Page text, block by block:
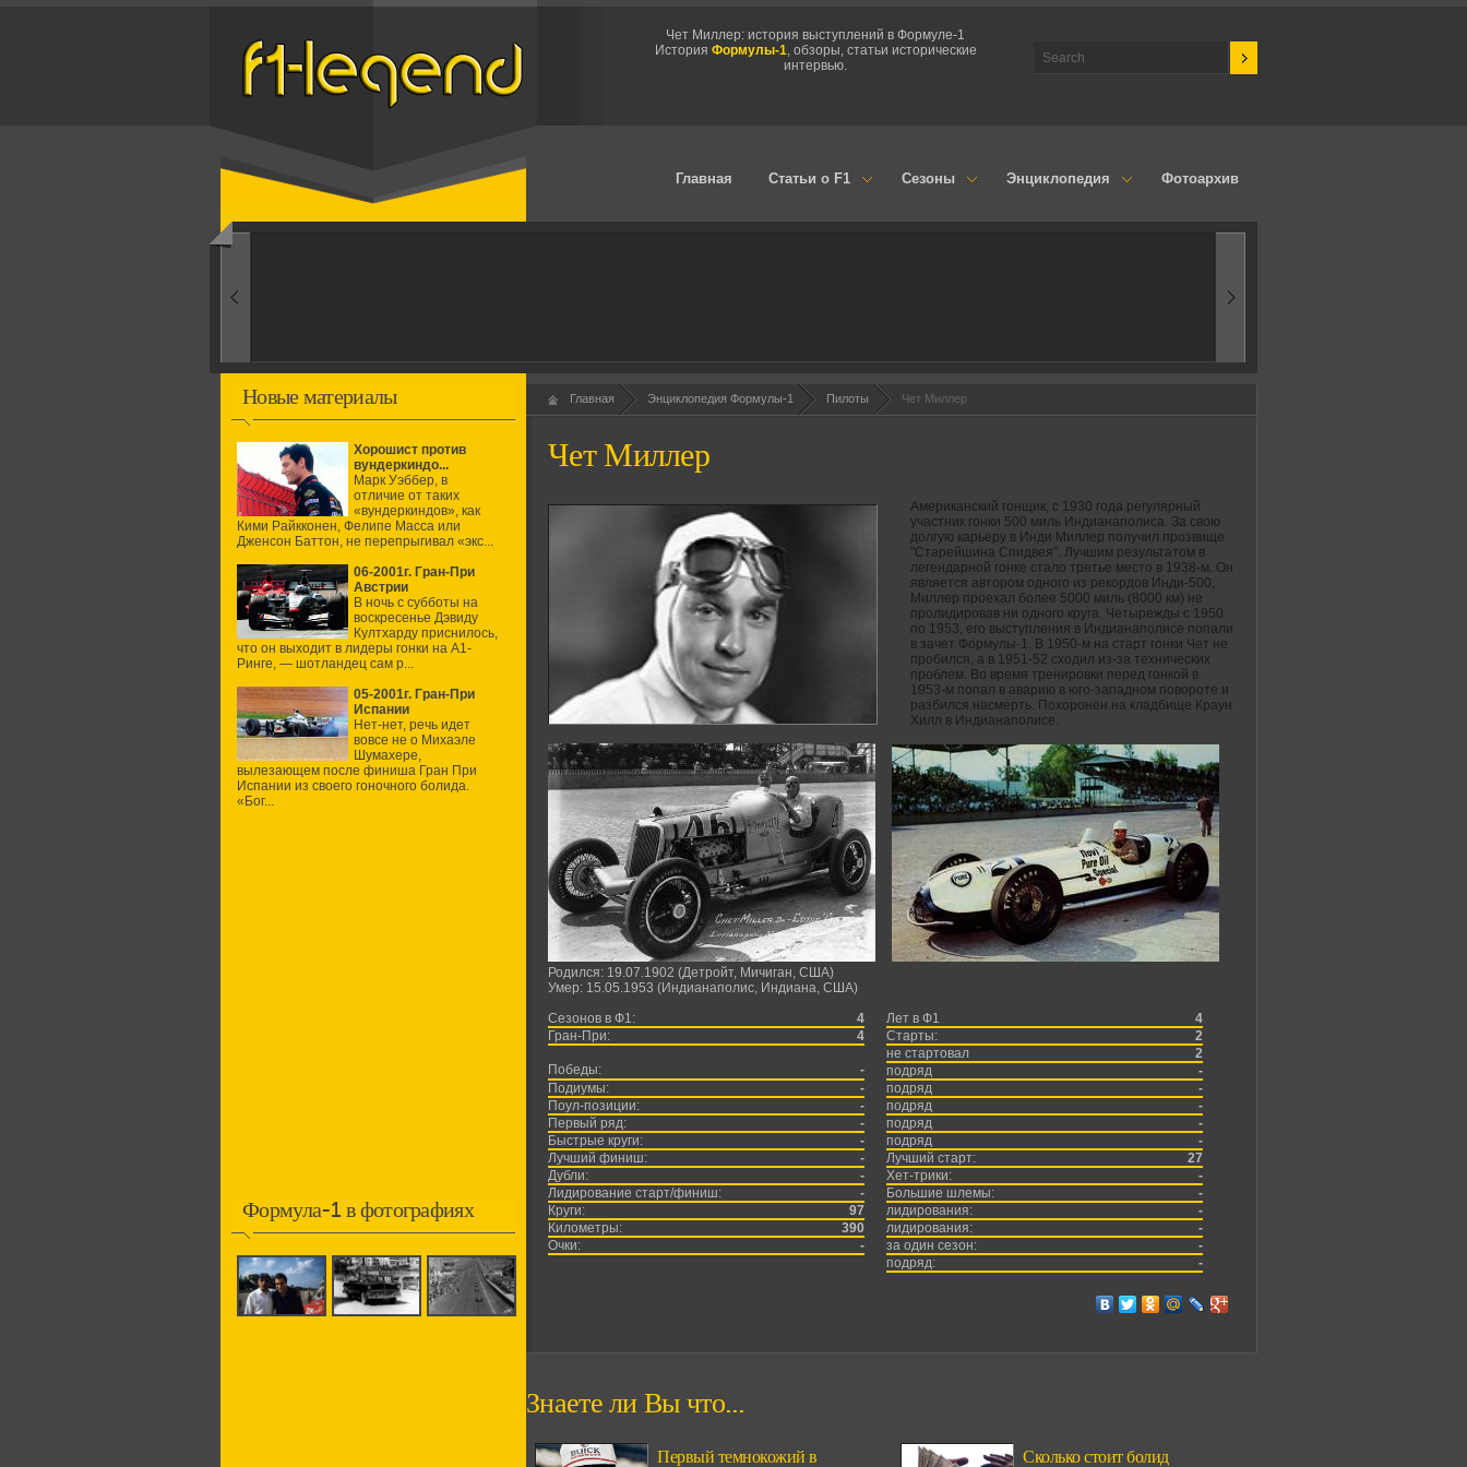
Чет Миллер: история выступлений в Формуле-1
История Формулы-1, обзоры, статьи исторические
интервью.
Главная Статьи о F1 Сезоны Энциклопедия Фотоархив
1950-ые 1960-ые
Новые материалы
Хорошист против
вундеркиндо...
Марк Уэббер, в
отличие от таких
«вундеркиндов», как
Кими Райкконен, Фелипе Масса или
Дженсон Баттон, не перепрыгивал «экс...
06-2001г. Гран-При
Австрии
В ночь с субботы на
воскресенье Дэвиду
Култхарду приснилось,
что он выходит в лидеры гонки на А1-
Ринге, — шотландец сам р...
05-2001г. Гран-При
Испании
Нет-нет, речь идет
вовсе не о Михаэле
Шумахере,
вылезающем после финиша Гран При
Испании из своего гоночного болида.
«Бог...
Формула-1 в фотографиях
Главная Энциклопедия Формулы-1 Пилоты Чет Миллер
Чет Миллер
Американский гонщик, с 1930 года регулярный
участник гонки 500 миль Индианаполиса. За свою
долгую карьеру в Инди Миллер получил прозвище
"Старейшина Спидвея". Лучшим результатом в
легендарной гонке стало третье место в 1938-м. Он
является автором одного из рекордов Инди-500,
Миллер проехал более 5000 миль (8000 км) не
пролидировав ни одного круга. Четырежды с 1950
по 1953, его выступления в Индианаполисе попали
в зачет Формулы-1. В 1950-м на старт гонки Чет не
пробился, а в 1951-52 сходил из-за технических
проблем. Во время тренировки перед гонкой в
1953-м попал в аварию в юго-западном повороте и
разбился насмерть. Похоронен на кладбище Краун
Хилл в Индианаполисе.
Родился: 19.07.1902 (Детройт, Мичиган, США)
Умер: 15.05.1953 (Индианаполис, Индиана, США)
Сезонов в Ф1:
4 Лет в Ф1
4
Гран-При:
4 Старты:
2
не стартовал
2
Победы:
- подряд
-
Подиумы:
- подряд
-
Поул-позиции:
- подряд
-
Первый ряд:
- подряд
-
Быстрые круги:
- подряд
-
Лучший финиш:
- Лучший старт:
27
Дубли:
- Хет-трики:
-
Лидирование старт/финиш:
- Большие шлемы:
-
Круги:
97 лидирования:
-
Километры:
390 лидирования:
-
Очки:
- за один сезон:
-
подряд:
-
Знаете ли Вы что...
Первый темнокожий в Сколько стоит болид